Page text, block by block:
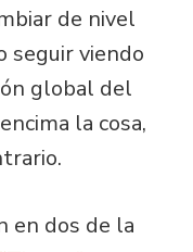
de nivel
seguir viendo
global del
la cosa,
en dos de la